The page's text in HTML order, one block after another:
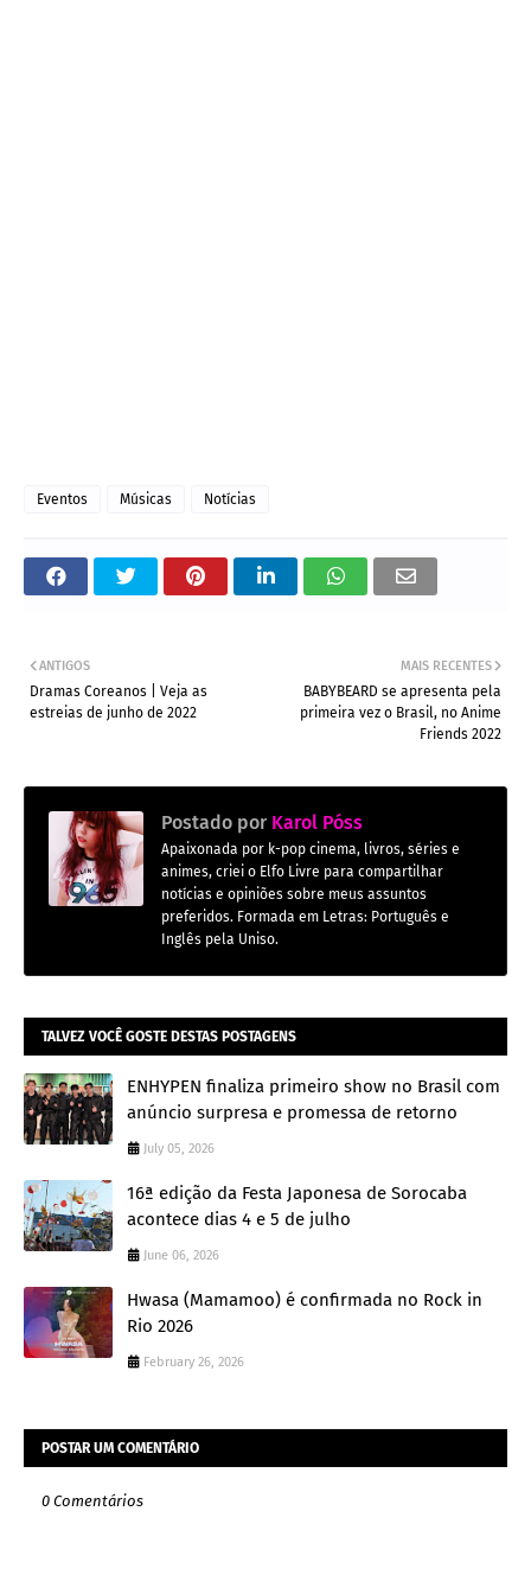
Eventos Músicas Notícias
MAIS RECENTES
BABYBEARD se apresenta pela
primeira vez o Brasil, no Anime
Friends 2022
ANTIGOS
Dramas Coreanos | Veja as
estreias de junho de 2022
Postado por Karol Póss
Apaixonada por k-pop cinema, livros, séries e
animes, criei o Elfo Livre para compartilhar
notícias e opiniões sobre meus assuntos
preferidos. Formada em Letras: Português e
Inglês pela Uniso.
TALVEZ VOCÊ GOSTE DESTAS POSTAGENS
ENHYPEN finaliza primeiro show no Brasil com
anúncio surpresa e promessa de retorno
July 05, 2026
16ª edição da Festa Japonesa de Sorocaba
acontece dias 4 e 5 de julho
June 06, 2026
Hwasa (Mamamoo) é confirmada no Rock in
Rio 2026
February 26, 2026
POSTAR UM COMENTÁRIO
0 Comentários